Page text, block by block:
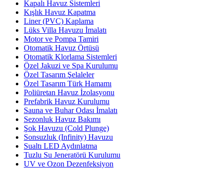
Kapalı Havuz Sistemleri
Kışlık Havuz Kapatma
Liner (PVC) Kaplama
Lüks Villa Havuzu İmalatı
Motor ve Pompa Tamiri
Otomatik Havuz Örtüsü
Otomatik Klorlama Sistemleri
Özel Jakuzi ve Spa Kurulumu
Özel Tasarım Şelaleler
Özel Tasarım Türk Hamamı
Poliüretan Havuz İzolasyonu
Prefabrik Havuz Kurulumu
Sauna ve Buhar Odası İmalatı
Sezonluk Havuz Bakımı
Şok Havuzu (Cold Plunge)
Sonsuzluk (Infinity) Havuzu
Sualtı LED Aydınlatma
Tuzlu Su Jeneratörü Kurulumu
UV ve Ozon Dezenfeksiyon